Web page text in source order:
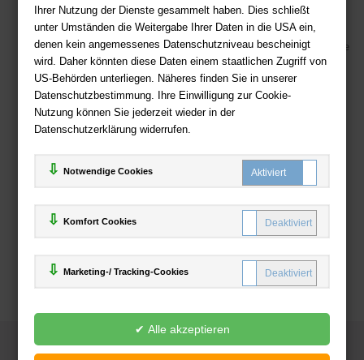
Ihrer Nutzung der Dienste gesammelt haben. Dies schließt
unter Umständen die Weitergabe Ihrer Daten in die USA ein,
denen kein angemessenes Datenschutzniveau bescheinigt
wird. Daher könnten diese Daten einem staatlichen Zugriff von
US-Behörden unterliegen. Näheres finden Sie in unserer
Datenschutzbestimmung. Ihre Einwilligung zur Cookie-
Nutzung können Sie jederzeit wieder in der
Datenschutzerklärung widerrufen.
Notwendige Cookies
Komfort Cookies
Marketing-/ Tracking-Cookies
Kostenloser Versand ab 36,- EUR Bestellwert
Sicherer Online Shop und Zahlung mit SSL-Verschlüsselung
Viele Zahlungsmethoden wie PayPal, Amazon Payment, Vorkasse
Zahlweisen
Deutsche-Buchhandlung.de
www.deutsche-buchhandlung.de ist ein Angebot der